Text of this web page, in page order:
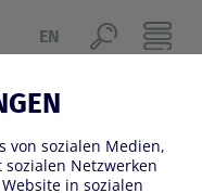
von sozialen Medien,
Netzwerken
in sozialen
EN
IST
IM